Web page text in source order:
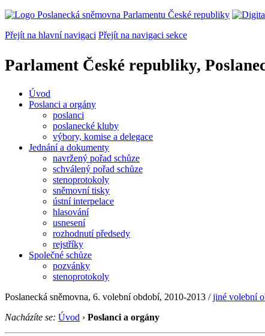
Přejít na hlavní navigaci Přejít na navigaci sekce
Parlament České republiky,
Úvod
Poslanci a orgány
poslanci
poslanecké kluby
výbory, komise a delegace
Jednání a dokumenty
navržený pořad schůze
schválený pořad schůze
stenoprotokoly
sněmovní tisky
ústní interpelace
hlasování
usnesení
rozhodnutí předsedy
rejstříky
Společné schůze
pozvánky
stenoprotokoly
Poslanecká sněmovna, 6. volební období, 2010-2013 /jiné volební
Nacházíte se: Úvod › Poslanci a orgány